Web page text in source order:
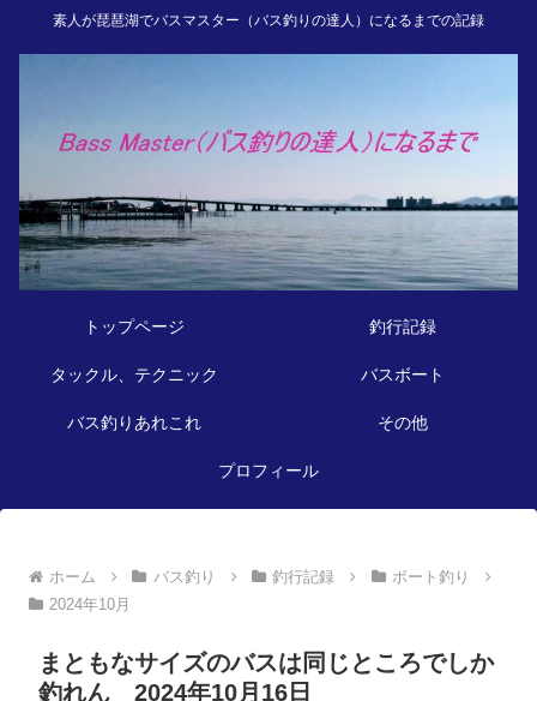
素人が琵琶湖でバスマスター（バス釣りの達人）になるまでの記録
トップページ 釣行記録
タックル、テクニック バスボート
バス釣りあれこれ その他
プロフィール
ホーム バス釣り 釣行記録
ボート釣り
2024年10月
まともなサイズのバスは同じところでしか
釣れん 2024年10月16日